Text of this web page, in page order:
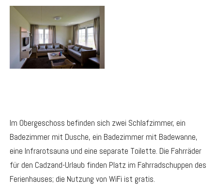
Im Obergeschoss befinden sich zwei Schlafzimmer, ein
Badezimmer mit Dusche, ein Badezimmer mit Badewanne,
eine Infrarotsauna und eine separate Toilette. Die Fahrräder
für den Cadzand-Urlaub finden Platz im Fahrradschuppen des
Ferienhauses; die Nutzung von WiFi ist gratis.